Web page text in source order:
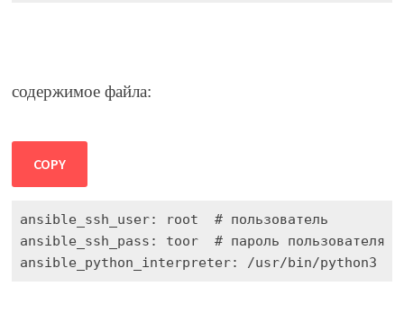
содержимое файла:
COPY
ansible_python_interpreter: /usr/bin/python3    #